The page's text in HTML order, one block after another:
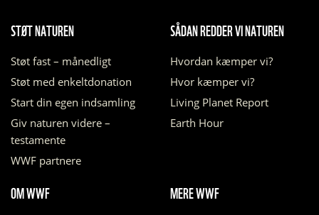
STØT NATUREN
Støt fast – månedligt
Støt med enkeltdonation
Start din egen indsamling
Giv naturen videre –
testamente
WWF partnere
SÅDAN REDDER VI NATUREN
Hvordan kæmper vi?
Hvor kæmper vi?
Living Planet Report
Earth Hour
OM WWF MERE WWF